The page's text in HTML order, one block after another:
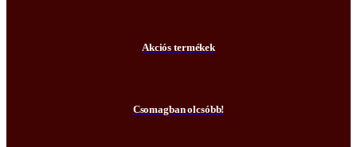
Akciós termékek
Csomagban olcsóbb!